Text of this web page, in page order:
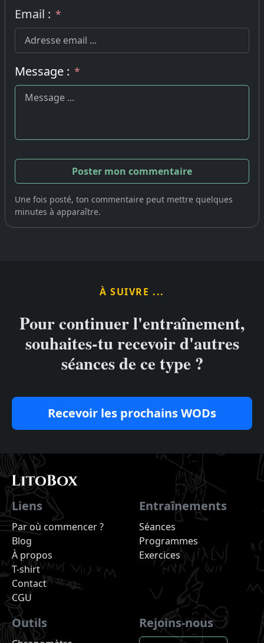
Email : *
Message : *
Une fois posté, ton commentaire peut mettre quelques
minutes à apparaître.
À SUIVRE ...
Pour continuer l'entraînement,
souhaites-tu recevoir d'autres
séances de ce type ?
Recevoir les prochains WODs
Liens
Par où commencer ?
Blog
À propos
T-shirt
Contact
CGU
Entraînements
Séances
Programmes
Exercices
Outils Rejoins-nous